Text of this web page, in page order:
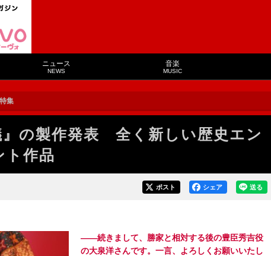
ニュース
NEWS
音楽
MUSIC
特集
』の製作発表 全く新しい歴史エン
ト作品
送る
シェア
ポスト
――続きまして、勝家と相対する後の豊臣秀吉役
の大泉洋さんです。一言、よろしくお願いいたし